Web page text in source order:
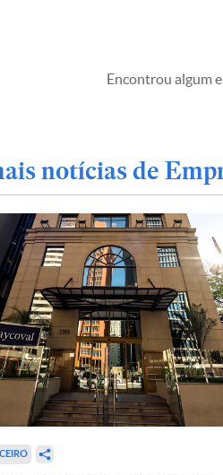
Encontrou algum
notícias de